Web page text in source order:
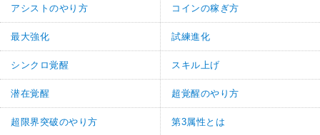
アシストのやり方 コインの稼ぎ方
最大強化 試練進化
シンクロ覚醒 スキル上げ
潜在覚醒 超覚醒のやり方
超限界突破のやり方 第3属性とは